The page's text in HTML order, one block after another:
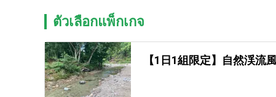
ตัวเลือกแพ็กเกจ
【1日1組限定】自然渓流